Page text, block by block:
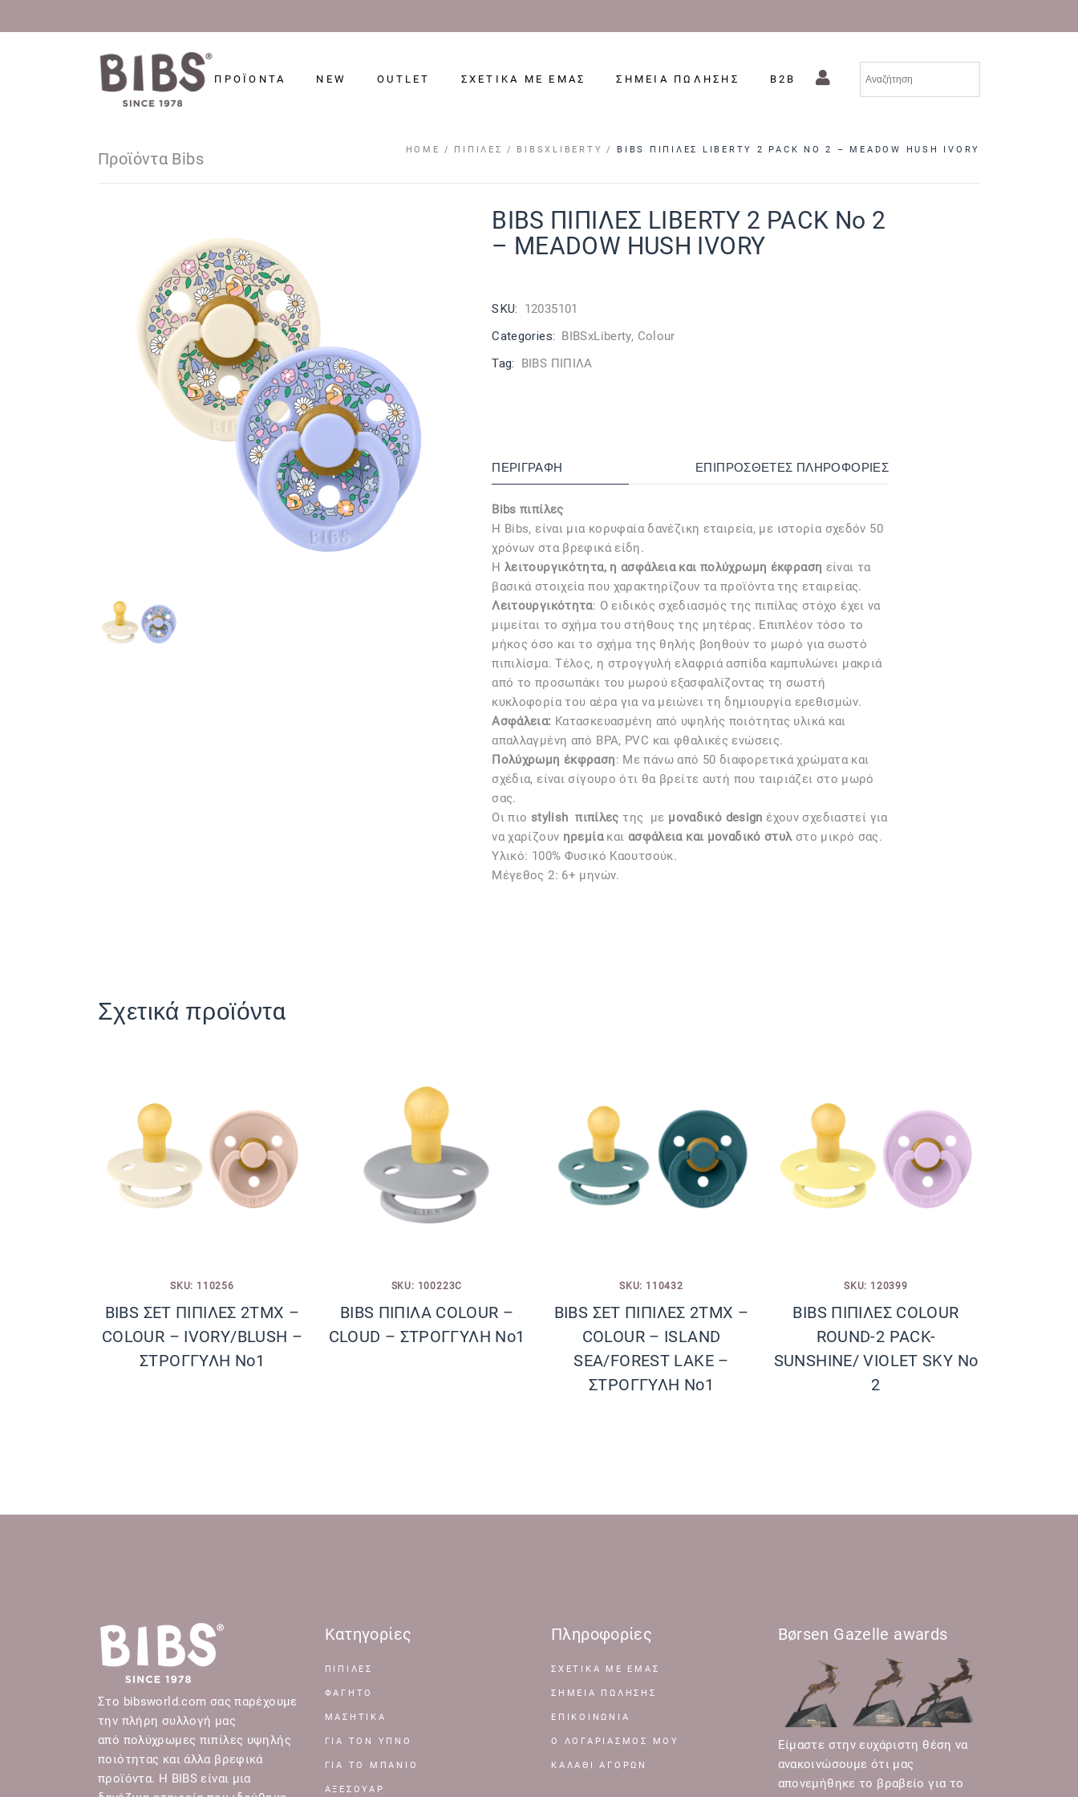
ΠΡΟΪΟΝΤΑ NEW OUTLET ΣΧΕΤΙΚΑ ΜΕ ΕΜΑΣ ΣΗΜΕΙΑ ΠΩΛΗΣΗΣ B2B
Προϊόντα Bibs HOME ΠΙΠΊΛΕΣ BIBSXLIBERTY BIBS ΠΙΠΙΛΕΣ LIBERTY 2 PACK NO 2 – MEADOW HUSH IVORY
BIBS ΠΙΠΙΛΕΣ LIBERTY 2 PACK No 2
– MEADOW HUSH IVORY
SKU: 12035101
Categories: BIBSxLiberty, Colour
Tag: BIBS ΠΙΠΙΛΑ
ΠΕΡΙΓΡΑΦΉ ΕΠΙΠΡΌΣΘΕΤΕΣ ΠΛΗΡΟΦΟΡΊΕΣ
Bibs πιπίλες
Η Bibs, είναι μια κορυφαία δανέζικη εταιρεία, με ιστορία σχεδόν 50
χρόνων στα βρεφικά είδη.
Η λειτουργικότητα, η ασφάλεια και πολύχρωμη έκφραση είναι τα
βασικά στοιχεία που χαρακτηρίζουν τα προϊόντα της εταιρείας.
Λειτουργικότητα: Ο ειδικός σχεδιασμός της πιπίλας στόχο έχει να
μιμείται το σχήμα του στήθους της μητέρας. Επιπλέον τόσο το
μήκος όσο και το σχήμα της θηλής βοηθούν το μωρό για σωστό
πιπιλίσμα. Τέλος, η στρογγυλή ελαφριά ασπίδα καμπυλώνει μακριά
από το προσωπάκι του μωρού εξασφαλίζοντας τη σωστή
κυκλοφορία του αέρα για να μειώνει τη δημιουργία ερεθισμών.
Ασφάλεια: Kατασκευασμένη από υψηλής ποιότητας υλικά και
απαλλαγμένη από BPA, PVC και φθαλικές ενώσεις.
Πολύχρωμη έκφραση: Με πάνω από 50 διαφορετικά χρώματα και
σχέδια, είναι σίγουρο ότι θα βρείτε αυτή που ταιριάζει στο μωρό
σας.
Οι πιο stylish πιπίλες της με μοναδικό design έχουν σχεδιαστεί για
να χαρίζουν ηρεμίακαι ασφάλεια και μοναδικό στυλστο μικρό σας.
Υλικό: 100% Φυσικό Καουτσούκ.
Μέγεθος 2: 6+ μηνών.
Σχετικά προϊόντα
SKU: 110256
BIBS ΣΕΤ ΠΙΠΙΛΕΣ 2ΤΜΧ –
COLOUR – IVORY/BLUSH –
ΣΤΡΟΓΓΥΛΗ No1
SKU: 100223C
BIBS ΠΙΠΙΛΑ COLOUR –
CLOUD – ΣΤΡΟΓΓΥΛΗ No1
SKU: 110432
BIBS ΣΕΤ ΠΙΠΙΛΕΣ 2ΤΜΧ –
COLOUR – ISLAND
SEA/FOREST LAKE –
ΣΤΡΟΓΓΥΛΗ No1
SKU: 120399
BIBS ΠΙΠΙΛΕΣ COLOUR
ROUND-2 PACK-
SUNSHINE/ VIOLET SKY No
2
Στο bibsworld.com σας παρέχουμε
την πλήρη συλλογή μας
από πολύχρωμες πιπίλες υψηλής
ποιότητας και άλλα βρεφικά
προϊόντα. Η BIBS είναι μια
Κατηγορίες
ΠΙΠΙΛΕΣ
ΦΑΓΗΤΟ
ΜΑΣΗΤΙΚΑ
ΓΙΑ ΤΟΝ ΥΠΝΟ
ΓΙΑ ΤΟ ΜΠΑΝΙΟ
ΑΞΕΣΟΥΑΡ
Πληροφορίες
ΣΧΕΤΙΚΆ ΜΕ ΕΜΆΣ
ΣΗΜΕΊΑ ΠΏΛΗΣΗΣ
ΕΠΙΚΟΙΝΩΝΊΑ
Ο ΛΟΓΑΡΙΑΣΜΌΣ ΜΟΥ
ΚΑΛΆΘΙ ΑΓΟΡΏΝ
Børsen Gazelle awards
Είμαστε στην ευχάριστη θέση να
ανακοινώσουμε ότι μας
απονεμήθηκε το βραβείο για το